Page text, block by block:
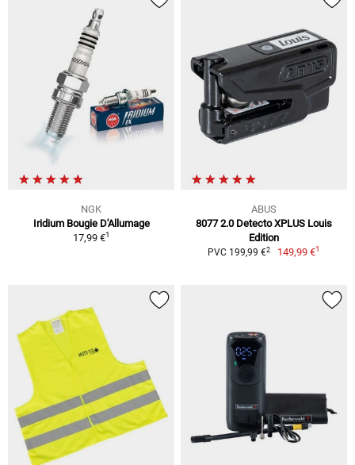
NGK
Iridium Bougie D'Allumage
17,99 €1
ABUS
8077 2.0 Detecto XPLUS Louis
Edition
PVC 199,99 €2 149,99 €1